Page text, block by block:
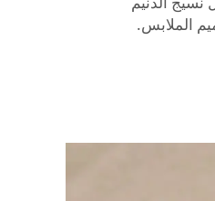
الملابس.